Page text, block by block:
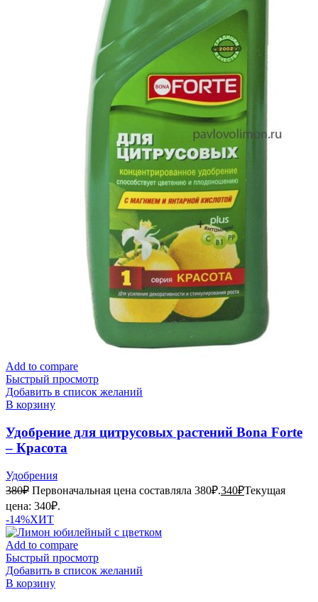
Add to compare
Быстрый просмотр
Добавить в список желаний
В корзину
Удобрение для цитрусовых растений Bona Forte
– Красота
Удобрения
380₽ Первоначальная цена составляла 380₽.340₽Текущая
цена: 340₽.
-14%ХИТ
Add to compare
Быстрый просмотр
Добавить в список желаний
В корзину